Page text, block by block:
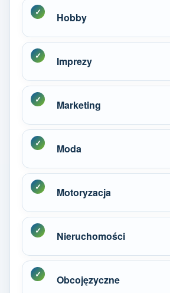
Hobby
Imprezy
Marketing
Moda
Motoryzacja
Nieruchomości
Obcojęzyczne